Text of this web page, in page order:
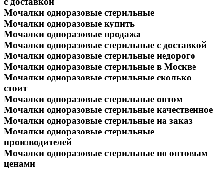
Мочалки одноразовые стерильные
Мочалки одноразовые купить
Мочалки одноразовые продажа
Мочалки одноразовые стерильные с доставкой
Мочалки одноразовые стерильные недорого
Мочалки одноразовые стерильные в Москве
Мочалки одноразовые стерильные сколько
стоит
Мочалки одноразовые стерильные оптом
Мочалки одноразовые стерильные качественное
Мочалки одноразовые стерильные на заказ
Мочалки одноразовые стерильные
производителей
Мочалки одноразовые стерильные по оптовым
ценами